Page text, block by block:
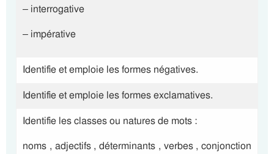
– interrogative
– impérative
Identifie et emploie les formes négatives.
Identifie et emploie les formes exclamatives.
Identifie les classes ou natures de mots :
noms , adjectifs , déterminants , verbes , conjonction